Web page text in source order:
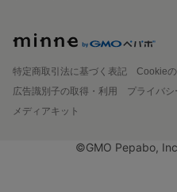
特定商取引法に基づく表記
Cookie
広告識別子の取得・利用
プライバ
メディアキット
©GMO Pepabo,